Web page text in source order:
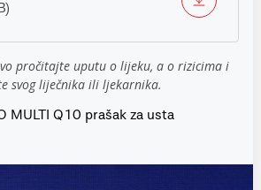
pročitajte uputu o lijeku, a o rizicima i
svog liječnika ili ljekarnika.